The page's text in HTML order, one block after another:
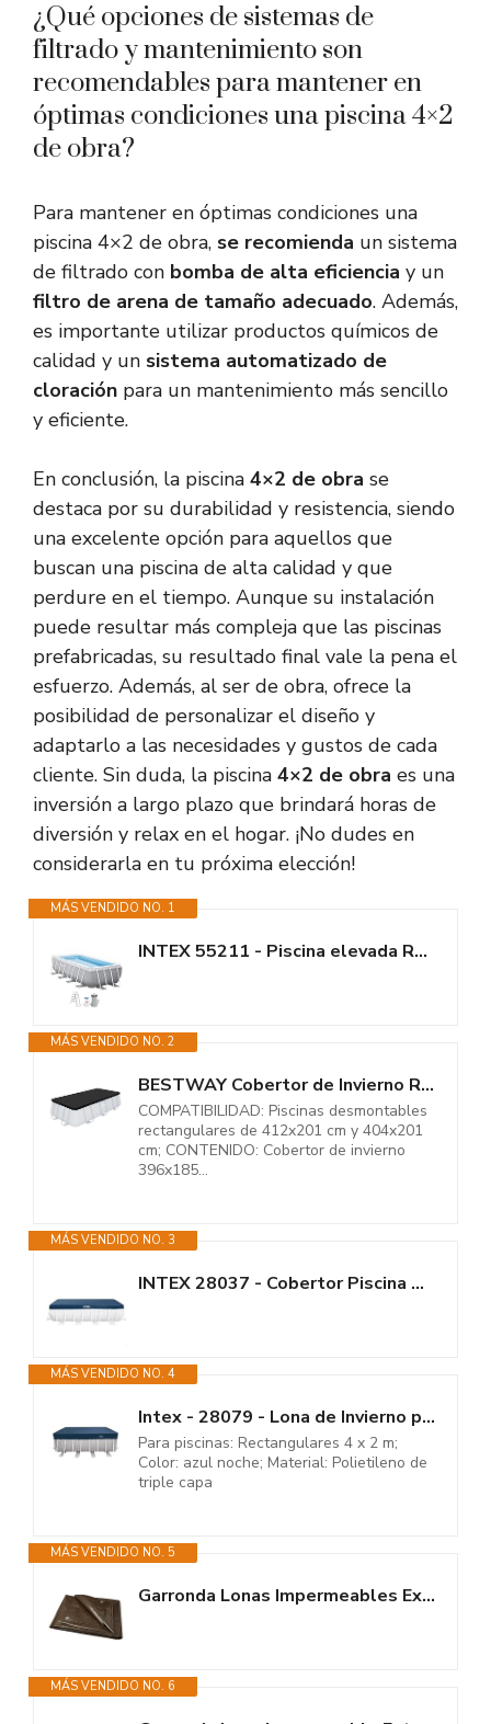
¿Qué opciones de sistemas de
filtrado y mantenimiento son
recomendables para mantener en
óptimas condiciones una piscina 4×2
de obra?
Para mantener en óptimas condiciones una
piscina 4×2 de obra, se recomienda un sistema
de filtrado con bomba de alta eficiencia y un
filtro de arena de tamaño adecuado. Además,
es importante utilizar productos químicos de
calidad y un sistema automatizado de
cloración para un mantenimiento más sencillo
y eficiente.
En conclusión, la piscina 4×2 de obra se
destaca por su durabilidad y resistencia, siendo
una excelente opción para aquellos que
buscan una piscina de alta calidad y que
perdure en el tiempo. Aunque su instalación
puede resultar más compleja que las piscinas
prefabricadas, su resultado final vale la pena el
esfuerzo. Además, al ser de obra, ofrece la
posibilidad de personalizar el diseño y
adaptarlo a las necesidades y gustos de cada
cliente. Sin duda, la piscina 4×2 de obra es una
inversión a largo plazo que brindará horas de
diversión y relax en el hogar. ¡No dudes en
considerarla en tu próxima elección!
MÁS VENDIDO NO. 1
INTEX 55211 - Piscina elevada Rectangular Prism Frame con depuradora
MÁS VENDIDO NO. 2
BESTWAY Cobertor de Invierno Rectangular 396x185 cm para Piscinas...
COMPATIBILIDAD: Piscinas desmontables
rectangulares de 412x201 cm y 404x201
cm; CONTENIDO: Cobertor de invierno
396x185...
MÁS VENDIDO NO. 3
INTEX 28037 - Cobertor Piscina Rectangular Prism Frame 400x200 cm, Color...
MÁS VENDIDO NO. 4
Intex - 28079 - Lona de Invierno para Piscina Rectangular 4,00 x 2,00 m -...
Para piscinas: Rectangulares 4 x 2 m;
Color: azul noche; Material: Polietileno de
triple capa
MÁS VENDIDO NO. 5
Garronda Lonas Impermeables Exterior – 2x4 m 200 g/m² – Lona Suelo...
MÁS VENDIDO NO. 6